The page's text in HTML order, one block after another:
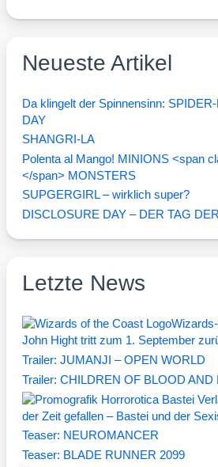
Neueste Artikel
Da klingelt der Spinnensinn:
DAY
SHANGRI-LA
Polenta al Mango! MINIONS <span
</span> MONSTERS
SUPGERGIRL – wirklich super?
DISCLOSURE DAY – DER TAG
Letzte News
John Hight tritt zum 1. September
Trailer: JUMANJI – OPEN WORLD
Trailer: CHILDREN OF BLOOD AND
der Zeit gefallen – Bastei und der
Teaser: NEUROMANCER
Teaser: BLADE RUNNER 2099